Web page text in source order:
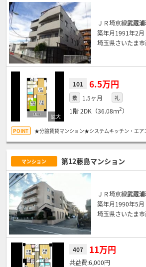
ＪＲ埼京線武蔵
築年月1991年2
埼玉県さいたま
101 6.5万円
敷 1.5ヶ月 礼
1階2DK（36.08ｍ2）
★分譲賃貸マンション★システムキッチン・エア
マンション 第12藤島マンション
ＪＲ埼京線武蔵
築年月1990年5
埼玉県さいたま
407 11万円
6,000円